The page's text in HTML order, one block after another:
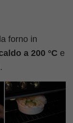
forno in
a 200 °C e
.